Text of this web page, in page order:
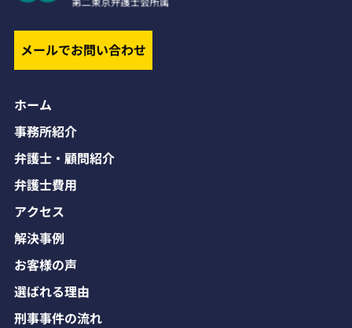
メールでお問い合わせ
ホーム
事務所紹介
弁護士・顧問紹介
弁護士費用
アクセス
解決事例
お客様の声
選ばれる理由
刑事事件の流れ